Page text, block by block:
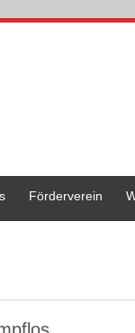
Förderverein